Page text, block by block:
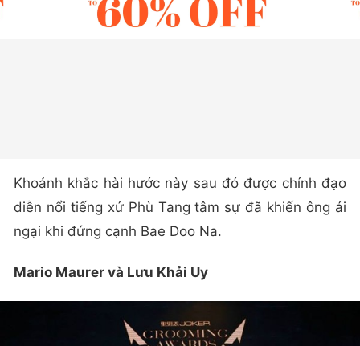
Khoảnh khắc hài hước này sau đó được chính đạo
diễn nổi tiếng xứ Phù Tang tâm sự đã khiến ông ái
ngại khi đứng cạnh Bae Doo Na.
Mario Maurer và Lưu Khải Uy